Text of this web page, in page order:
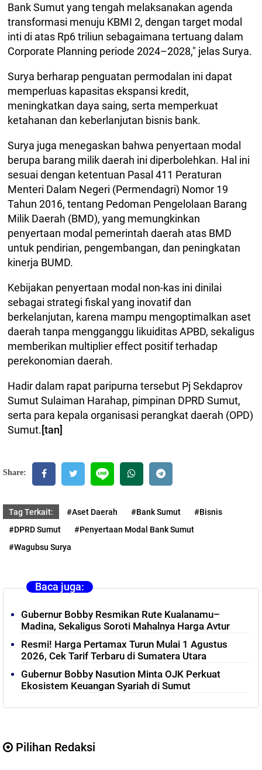
Bank Sumut yang tengah melaksanakan agenda
transformasi menuju KBMI 2, dengan target modal
inti di atas Rp6 triliun sebagaimana tertuang dalam
Corporate Planning periode 2024–2028," jelas Surya.
​Surya berharap penguatan permodalan ini dapat
memperluas kapasitas ekspansi kredit,
meningkatkan daya saing, serta memperkuat
ketahanan dan keberlanjutan bisnis bank.
​Surya juga menegaskan bahwa penyertaan modal
berupa barang milik daerah ini diperbolehkan. Hal ini
sesuai dengan ketentuan Pasal 411 Peraturan
Menteri Dalam Negeri (Permendagri) Nomor 19
Tahun 2016, tentang Pedoman Pengelolaan Barang
Milik Daerah (BMD), yang memungkinkan
penyertaan modal pemerintah daerah atas BMD
untuk pendirian, pengembangan, dan peningkatan
kinerja BUMD.
​Kebijakan penyertaan modal non-kas ini dinilai
sebagai strategi fiskal yang inovatif dan
berkelanjutan, karena mampu mengoptimalkan aset
daerah tanpa mengganggu likuiditas APBD, sekaligus
memberikan multiplier effect positif terhadap
perekonomian daerah.
Hadir dalam rapat paripurna tersebut Pj Sekdaprov
Sumut Sulaiman Harahap, pimpinan DPRD Sumut,
serta para kepala organisasi perangkat daerah (OPD)
Sumut.[tan]
Share:
Tag Terkait: #Aset Daerah #Bank Sumut
#Bisnis
#DPRD Sumut
#Penyertaan Modal Bank Sumut
#Wagubsu Surya
Baca juga:
Gubernur Bobby Resmikan Rute Kualanamu–
Madina, Sekaligus Soroti Mahalnya Harga Avtur
Resmi! Harga Pertamax Turun Mulai 1 Agustus
2026, Cek Tarif Terbaru di Sumatera Utara
Gubernur Bobby Nasution Minta OJK Perkuat
Ekosistem Keuangan Syariah di Sumut
Pilihan Redaksi